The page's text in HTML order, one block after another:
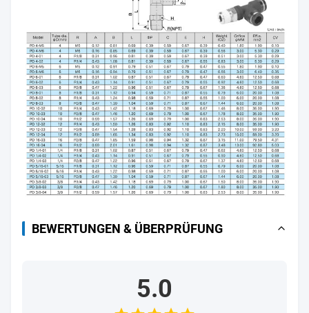
BEWERTUNGEN & ÜBERPRÜFUNG
5.0